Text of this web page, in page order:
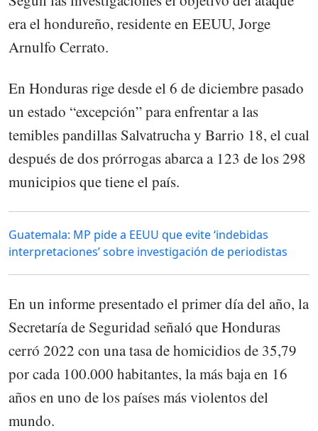
era el hondureño, residente en EEUU, Jorge
Arnulfo Cerrato.
En Honduras rige desde el 6 de diciembre pasado
un estado “excepción” para enfrentar a las
temibles pandillas Salvatrucha y Barrio 18, el cual
después de dos prórrogas abarca a 123 de los 298
municipios que tiene el país.
Guatemala: MP pide a EEUU que evite ‘indebidas
interpretaciones’ sobre investigación de periodistas
En un informe presentado el primer día del año, la
Secretaría de Seguridad señaló que Honduras
cerró 2022 con una tasa de homicidios de 35,79
por cada 100.000 habitantes, la más baja en 16
años en uno de los países más violentos del
mundo.